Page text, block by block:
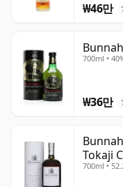
₩46만
700ml •
₩36만
Tokaji
700ml •